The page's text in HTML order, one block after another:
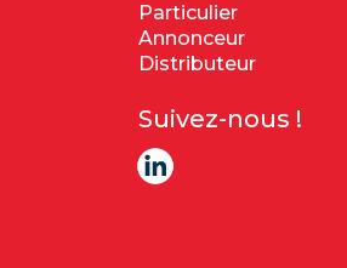
Particulier
Annonceur
Distributeur
Suivez-nous !